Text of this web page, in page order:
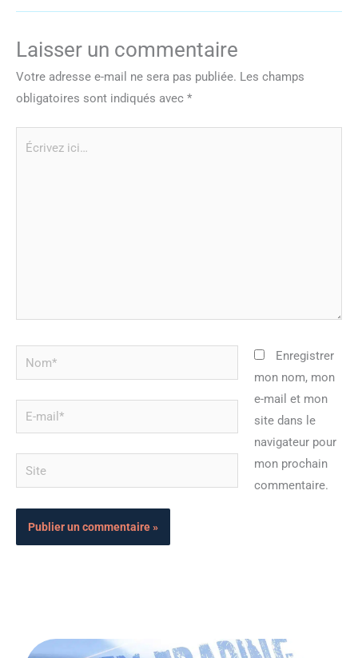
Laisser un commentaire
Votre adresse e-mail ne sera pas publiée. Les champs
obligatoires sont indiqués avec *
Nom*
mail*
Site
Enregistrer
mon nom, mon
e-mail et mon
site dans le
navigateur pour
mon prochain
commentaire.